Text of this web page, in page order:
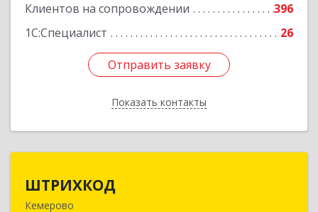
Клиентов на сопровождении
396
1С:Специалист
26
Отправить заявку
Показать контакты
Подробнее
Отправить заявку
Назад
ШТРИХКОД
Кемерово650043, Кемеровская область - Кузбасс обл,